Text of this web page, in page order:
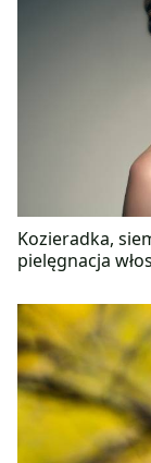
Kozieradka,
pielęgnacja